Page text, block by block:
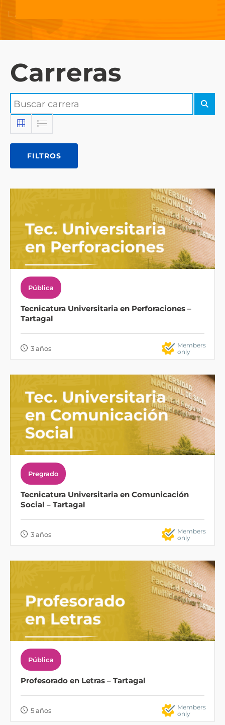
Carreras
FILTROS
Pública
Tecnicatura Universitaria en Perforaciones –
Tartagal
3 años
Members
only
Pregrado
Tecnicatura Universitaria en Comunicación
Social – Tartagal
3 años
Members
only
Pública
Profesorado en Letras – Tartagal
5 años
Members
only